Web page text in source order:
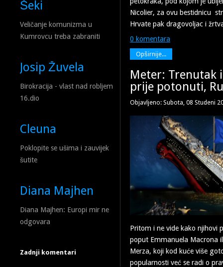
Šeki
Veličanje komunizma u
Kumrovcu treba zabraniti
Josip Žuvela
Birokracija - vlast nad robljem
16.dio
Cleuna
Poklopite se ušima i zauvijek
šutite
Diana Majhen
Diana Majhen: Europi mir ne
odgovara
Zadnji komentari
Nicolier, za ovu bestidnicu
Hrvate pak dragovoljac i
0 komentara
Opširnije...
Meter: Trenutak
prije potonuti,
Objavljeno: Subota, 08 Studeni
Pritom i ne vide kako njihovi
poput Emmanuela Macrona
Merza, koji kod kuće više
popularnosti već se radi o